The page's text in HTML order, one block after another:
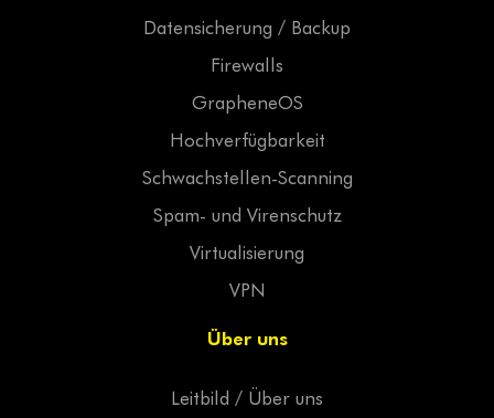
Datensicherung / Backup
Firewalls
GrapheneOS
Hochverfügbarkeit
Schwachstellen-Scanning
Spam- und Virenschutz
Virtualisierung
VPN
Über uns
Leitbild / Über uns